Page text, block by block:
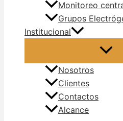
Monitoreo
Grupos
Institucional
Nosotros
Clientes
Contactos
Alcance